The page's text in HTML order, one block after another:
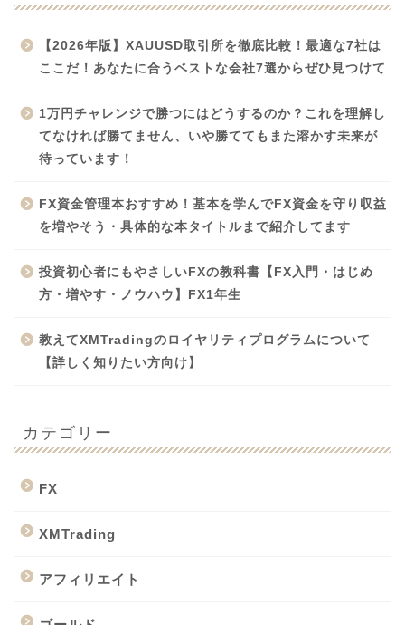
【2026年版】XAUUSD取引所を徹底比較！最適な7社は
ここだ！あなたに合うベストな会社7選からぜひ見つけて
1万円チャレンジで勝つにはどうするのか？これを理解し
てなければ勝てません、いや勝ててもまた溶かす未来が
待っています！
FX資金管理本おすすめ！基本を学んでFX資金を守り収益
を増やそう・具体的な本タイトルまで紹介してます
投資初心者にもやさしいFXの教科書【FX入門・はじめ
方・増やす・ノウハウ】FX1年生
教えてXMTradingのロイヤリティプログラムについて
【詳しく知りたい方向け】
カテゴリー
FX
XMTrading
アフィリエイト